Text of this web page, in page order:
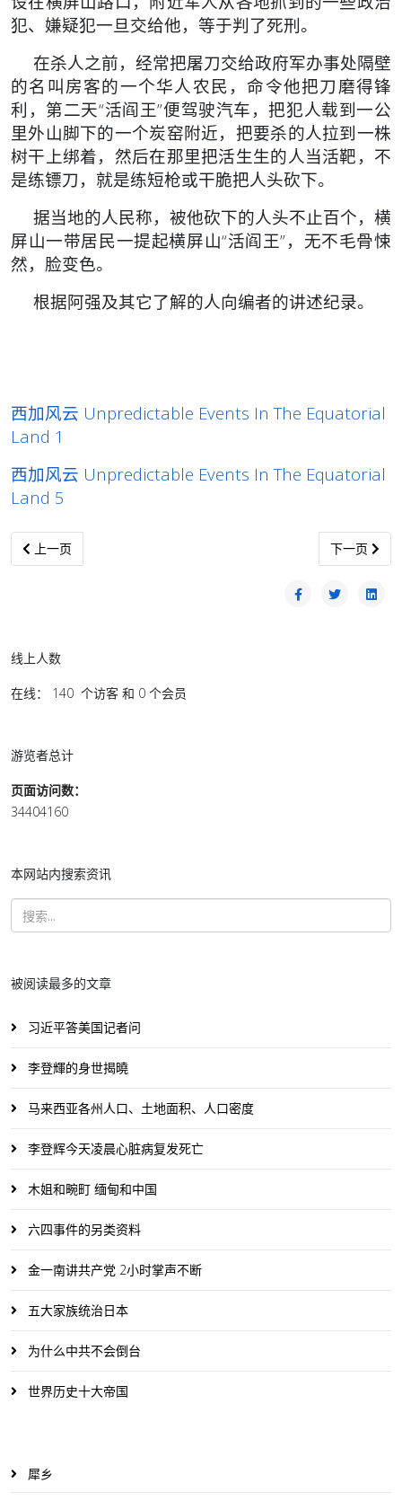
犯、嫌疑犯一旦交给他，等于判了死刑。
在杀人之前，经常把屠刀交给政府军办事处隔壁
的名叫房客的一个华人农民，命令他把刀磨得锋
利，第二天“活阎王”便驾驶汽车，把犯人载到一公
里外山脚下的一个炭窑附近，把要杀的人拉到一株
树干上绑着，然后在那里把活生生的人当活靶，不
是练镖刀，就是练短枪或干脆把人头砍下。
据当地的人民称，被他砍下的人头不止百个，横
屏山一带居民一提起横屏山“活阎王”，无不毛骨悚
然，脸变色。
根据阿强及其它了解的人向编者的讲述纪录。
西加风云 Unpredictable Events In The Equatorial
Land 1
西加风云 Unpredictable Events In The Equatorial
Land 5
上一篇文章: 西加风云 Unpredictable Events In The Equatorial
上一页 下一篇文章:
下一页
线上人数
在线： 140 个访客 和 0 个会员
游览者总计
页面访问数：
34404160
本网站内搜索资讯
被阅读最多的文章
习近平答美国记者问
李登輝的身世揭曉
马来西亚各州人口、土地面积、人口密度
李登辉今天凌晨心脏病复发死亡
木姐和畹町 缅甸和中国
六四事件的另类资料
金一南讲共产党 2小时掌声不断
五大家族统治日本
为什么中共不会倒台
世界历史十大帝国
犀乡